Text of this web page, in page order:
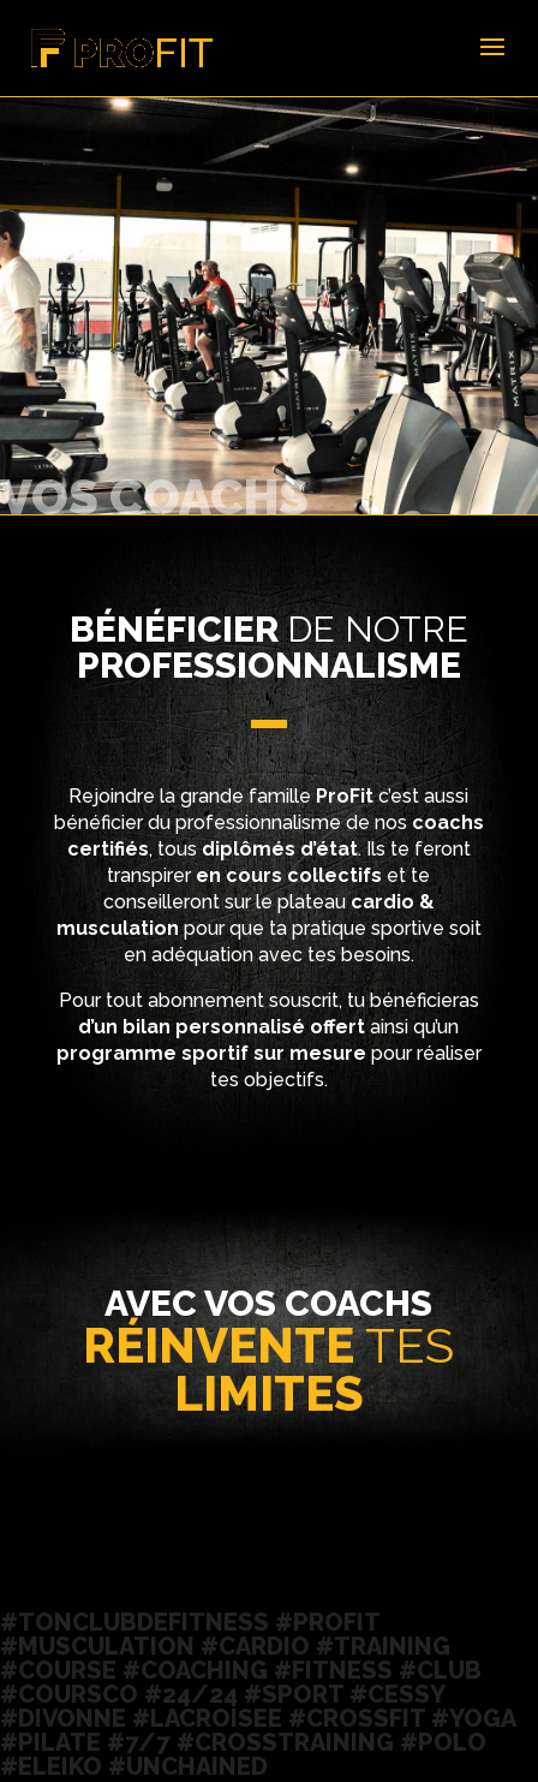
VOS COACHS
BÉNÉFICIERDE NOTRE
PROFESSIONNALISME
Rejoindre la grande familleProFitc’est aussi
bénéficier du professionnalisme de noscoachs
certifiés, tousdiplômés d’état. Ils te feront
transpirer en cours collectifs et te
conseilleront sur le plateaucardio &
musculationpour que ta pratique sportive soit
en adéquation avec tes besoins.
Pour tout abonnement souscrit, tu bénéficieras
d’un bilan personnalisé offert ainsi qu’un
programme sportif sur mesure pour réaliser
tes objectifs.
AVEC VOS COACHS
RÉINVENTETES
LIMITES
#TONCLUBDEFITNESS #PROFIT
#MUSCULATION #CARDIO #TRAINING
#COURSE #COACHING #FITNESS #CLUB
#COURSCO #24/24 #SPORT #CESSY
#DIVONNE #LACROISEE #CROSSFIT #YOGA
#PILATE #7/7 #CROSSTRAINING #POLO
#ELEIKO #UNCHAINED